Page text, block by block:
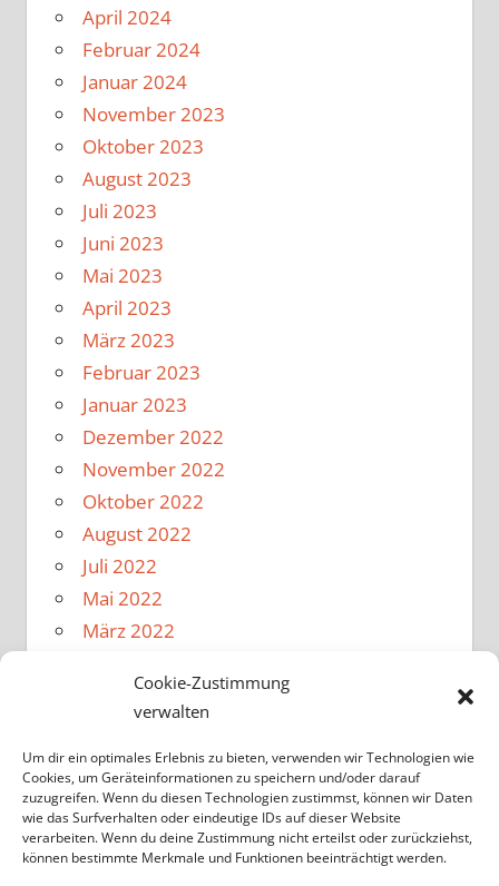
Cookie-Zustimmung
verwalten
Um dir ein optimales Erlebnis zu bieten, verwenden wir Technologien wie
Cookies, um Geräteinformationen zu speichern und/oder darauf
zuzugreifen. Wenn du diesen Technologien zustimmst, können wir Daten
wie das Surfverhalten oder eindeutige IDs auf dieser Website
verarbeiten. Wenn du deine Zustimmung nicht erteilst oder zurückziehst,
können bestimmte Merkmale und Funktionen beeinträchtigt werden.
April 2024
Februar 2024
Januar 2024
November 2023
Oktober 2023
August 2023
Juli 2023
Juni 2023
Mai 2023
April 2023
März 2023
Februar 2023
Januar 2023
Dezember 2022
November 2022
Oktober 2022
August 2022
Juli 2022
Mai 2022
März 2022
Januar 2022
November 2021
Oktober 2021
August 2021
Februar 2020